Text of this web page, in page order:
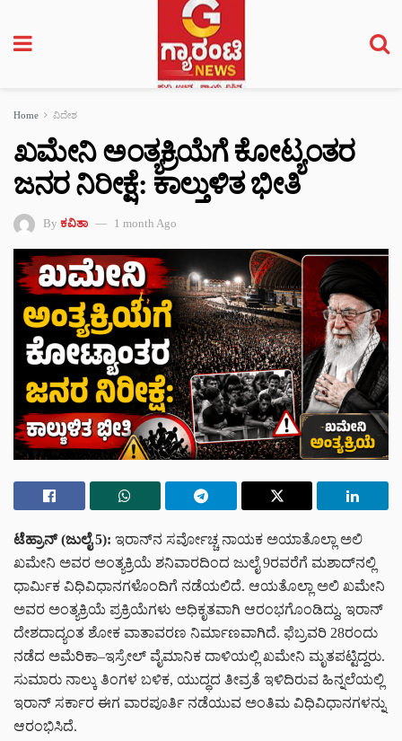
Home ವಿದೇಶ
ಖಮೇನಿ ಅಂತ್ಯಕ್ರಿಯೆಗೆ ಕೋಟ್ಯಂತರ
ಜನರ ನಿರೀಕ್ಷೆ: ಕಾಲ್ತುಳಿತ ಭೀತಿ
By ಕವಿತಾ 1 month Ago
ಟೆಹ್ರಾನ್‌ (ಜುಲೈ 5): ಇರಾನ್‌ನ ಸರ್ವೋಚ್ಚ ನಾಯಕ ಅಯಾತೊಲ್ಲಾ ಅಲಿ
ಖಮೇನಿ ಅವರ ಅಂತ್ಯಕ್ರಿಯೆ ಶನಿವಾರದಿಂದ ಜುಲೈ 9ರವರೆಗೆ ಮಶಾದ್‌ನಲ್ಲಿ
ಧಾರ್ಮಿಕ ವಿಧಿವಿಧಾನಗಳೊಂದಿಗೆ ನಡೆಯಲಿದೆ. ಆಯತೊಲ್ಲಾ ಅಲಿ ಖಮೇನಿ
ಅವರ ಅಂತ್ಯಕ್ರಿಯೆ ಪ್ರಕ್ರಿಯೆಗಳು ಅಧಿಕೃತವಾಗಿ ಆರಂಭಗೊಂಡಿದ್ದು, ಇರಾನ್‌
ದೇಶದಾದ್ಯಂತ ಶೋಕ ವಾತಾವರಣ ನಿರ್ಮಾಣವಾಗಿದೆ. ಫೆಬ್ರವರಿ 28ರಂದು
ನಡೆದ ಅಮೆರಿಕಾ–ಇಸ್ರೇಲ್ ವೈಮಾನಿಕ ದಾಳಿಯಲ್ಲಿ ಖಮೇನಿ ಮೃತಪಟ್ಟಿದ್ದರು.
ಸುಮಾರು ನಾಲ್ಕು ತಿಂಗಳ ಬಳಿಕ, ಯುದ್ಧದ ತೀವ್ರತೆ ಇಳಿದಿರುವ ಹಿನ್ನಲೆಯಲ್ಲಿ
ಇರಾನ್ ಸರ್ಕಾರ ಈಗ ವಾರಪೂರ್ತಿ ನಡೆಯುವ ಅಂತಿಮ ವಿಧಿವಿಧಾನಗಳನ್ನು
ಆರಂಭಿಸಿದೆ.